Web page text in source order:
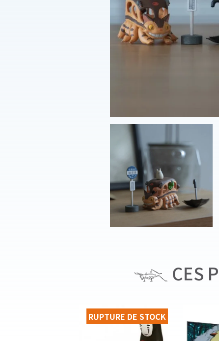
CES
RUPTURE DE STOCK